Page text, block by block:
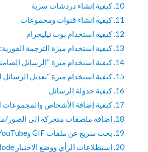
10. كيفية إنشاء دردشات سرية
11. كيفية إنشاء قنوات ومجموعات
12. كيفية استخدام بوت تيليجرام
13. كيفية استخدام ميزة الترجمة الفورية:
14. كيفية استخدام ميزة “الرسائل الصامتة”
15. كيفية استخدام ميزة “تعديل الرسائل المرسلة”
16. كيفية جدولة الرسائل
17. كيفية إضافة الأشخاص والمجموعات القريبة
18. إضافة ملصقات متحركة إلى الصور/مقاطع الفيديو
19. بحث سريع عن ملفات GIF وYouTube
20. استطلاعات الرأي ووضع الاختبار Quiz Mode